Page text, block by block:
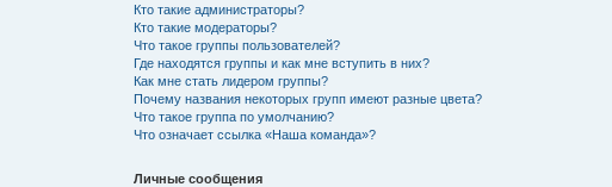
Кто такие администраторы?
Кто такие модераторы?
Что такое группы пользователей?
Где находятся группы и как мне вступить в них?
Как мне стать лидером группы?
Почему названия некоторых групп имеют разные цвета?
Что такое группа по умолчанию?
Что означает ссылка «Наша команда»?
Личные сообщения